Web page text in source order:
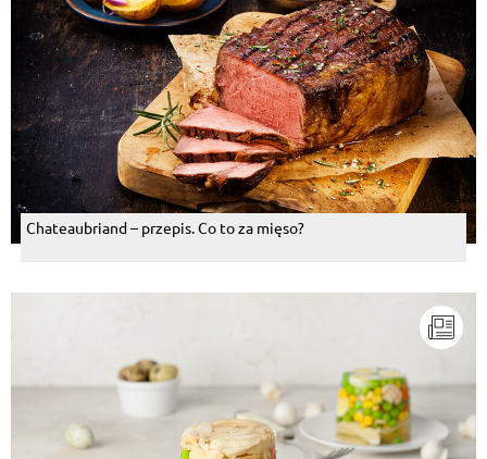
Chateaubriand – przepis. Co to za mięso?